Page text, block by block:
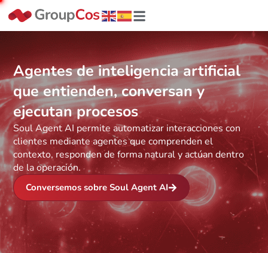
Agentes de inteligencia artificial
que entienden, conversan y
ejecutan procesos
Soul Agent AI permite automatizar interacciones con
clientes mediante agentes quecomprenden el
contexto, responden de forma natural y actúan dentro
de la operación.
Conversemos sobre Soul Agent AI